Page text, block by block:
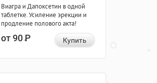
Виагра и Дапоксетин в одной
таблетке. Усиление эрекции и
продление полового акта!
от 90Р Купить